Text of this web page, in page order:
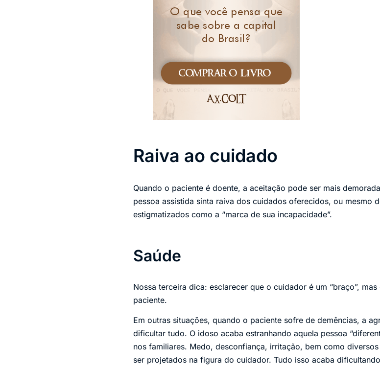
Raiva ao cuidado
Quando o paciente é doente, a aceitação pode ser mais
pessoa assistida sinta raiva dos cuidados oferecidos, ou mesmo
estigmatizados como a “marca de sua incapacidade”.
Saúde
Nossa terceira dica: esclarecer que o cuidador é um “braço”,
paciente.
Em outras situações, quando o paciente sofre de demências, a
dificultar tudo. O idoso acaba estranhando aquela pessoa
nos familiares. Medo, desconfiança, irritação, bem como
ser projetados na figura do cuidador. Tudo isso acaba